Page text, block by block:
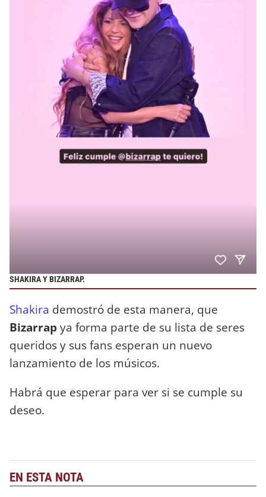
SHAKIRA Y BIZARRAP.
Shakira demostró de esta manera, que
Bizarrapya forma parte de su lista de seres
queridos y sus fans esperan un nuevo
lanzamiento de los músicos.
Habrá que esperar para ver si se cumple su
deseo.
EN ESTA NOTA